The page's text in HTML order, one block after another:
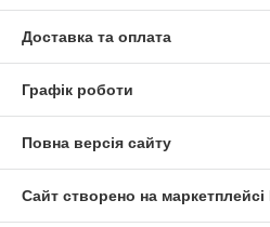
Доставка та оплата
Графік роботи
Повна версія сайту
Сайт створено на маркетплейсі